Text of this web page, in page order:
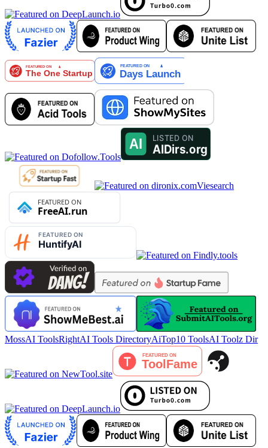
Viesearch
MossAI ToolsRightAI Tools DirectoryAiTop10 ToolsAI Toolz Dir